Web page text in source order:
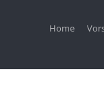
Home